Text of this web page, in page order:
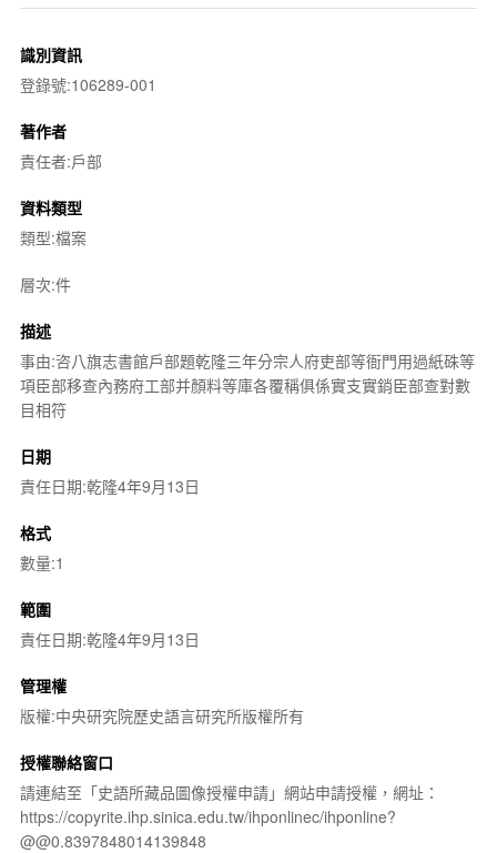
識別資訊
登錄號:106289-001
著作者
責任者:戶部
資料類型
類型:檔案
層次:件
描述
事由:咨八旗志書館戶部題乾隆三年分宗人府吏部等衙門用過紙硃等
項臣部移查內務府工部并顏料等庫各覆稱俱係實支實銷臣部查對數
目相符
日期
責任日期:乾隆4年9月13日
格式
數量:1
範圍
責任日期:乾隆4年9月13日
管理權
版權:中央研究院歷史語言研究所版權所有
授權聯絡窗口
請連結至「史語所藏品圖像授權申請」網站申請授權，網址：
https://copyrite.ihp.sinica.edu.tw/ihponlinec/ihponline?
@@0.8397848014139848